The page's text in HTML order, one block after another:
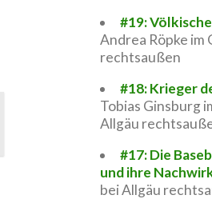
#19:
Andrea Röpke im
rechtsaußen
#18: Krieger
Tobias Ginsburg
Allgäu
#17: Die
und ihre
bei Allgäu